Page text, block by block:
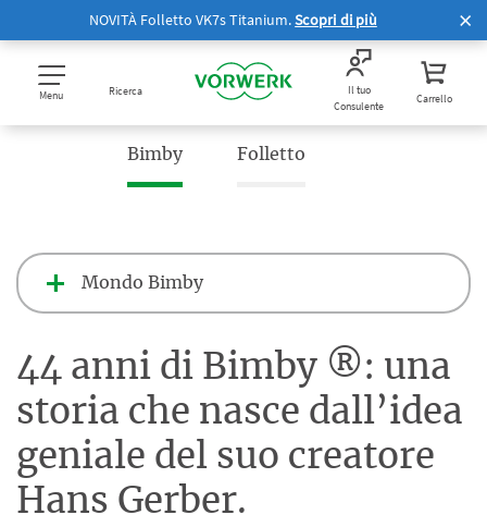
NOVITÀ Folletto VK7s Titanium.Scopri di più
Menu Ricerca
Il tuo
Consulente
Carrello
Bimby Folletto
Mondo Bimby
44 anni di Bimby ®: una
storia che nasce dall’idea
geniale del suo creatore
Hans Gerber.